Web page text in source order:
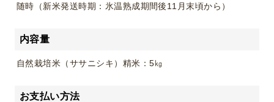
随時（新米発送時期：氷温熟成期間後11月末頃から）
内容量
自然栽培米（ササニシキ）精米：5㎏
お支払い方法